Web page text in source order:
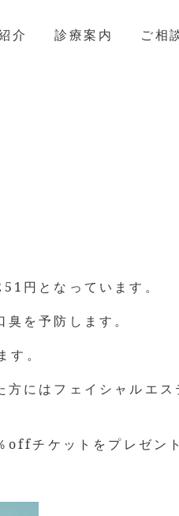
介 診療案内 ご相
円となっています。
を予防します。
。
方にはフェイシャルエ
チケットをプレゼン